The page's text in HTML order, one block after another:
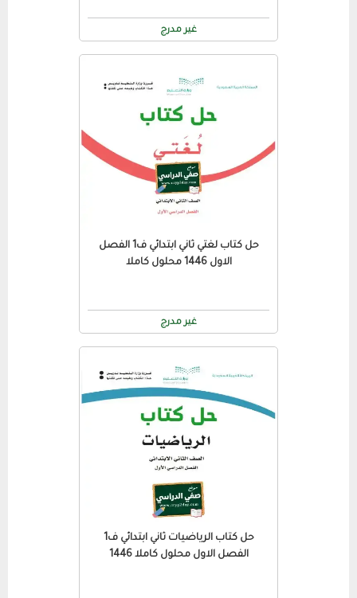
غير مدرج
حل كتاب لغتي ثاني ابتدائي ف1 الفصل
الاول 1446 محلول كاملا
غير مدرج
حل كتاب الرياضيات ثاني ابتدائي ف1
الفصل الاول محلول كاملا 1446